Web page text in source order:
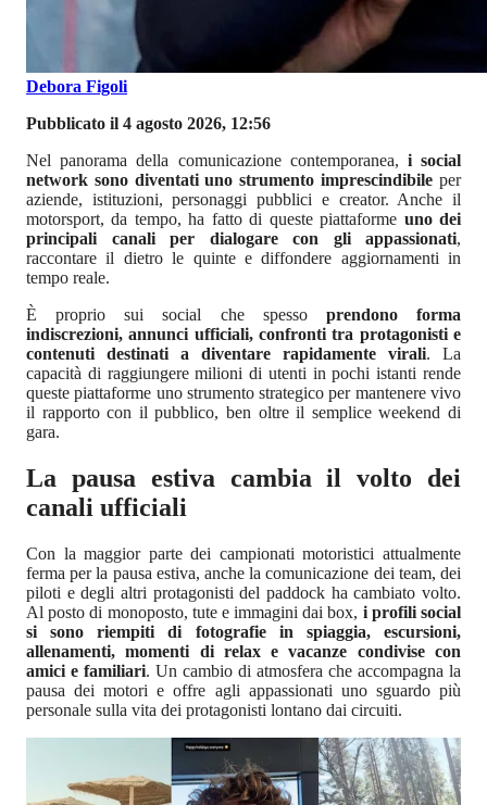
Debora Figoli
Pubblicato il 4 agosto 2026, 12:56
Nel panorama della comunicazione contemporanea, i social
network sono diventati uno strumento imprescindibile per
aziende, istituzioni, personaggi pubblici e creator. Anche il
motorsport, da tempo, ha fatto di queste piattaforme uno dei
principali canali per dialogare con gli appassionati,
raccontare il dietro le quinte e diffondere aggiornamenti in
tempo reale.
È proprio sui social che spesso prendono forma
indiscrezioni, annunci ufficiali, confronti tra protagonisti e
contenuti destinati a diventare rapidamente virali. La
capacità di raggiungere milioni di utenti in pochi istanti rende
queste piattaforme uno strumento strategico per mantenere vivo
il rapporto con il pubblico, ben oltre il semplice weekend di
gara.
La pausa estiva cambia il volto dei
canali ufficiali
Con la maggior parte dei campionati motoristici attualmente
ferma per la pausa estiva, anche la comunicazione dei team, dei
piloti e degli altri protagonisti del paddock ha cambiato volto.
Al posto di monoposto, tute e immagini dai box, i profili social
si sono riempiti di fotografie in spiaggia, escursioni,
allenamenti, momenti di relax e vacanze condivise con
amici e familiari. Un cambio di atmosfera che accompagna la
pausa dei motori e offre agli appassionati uno sguardo più
personale sulla vita dei protagonisti lontano dai circuiti.